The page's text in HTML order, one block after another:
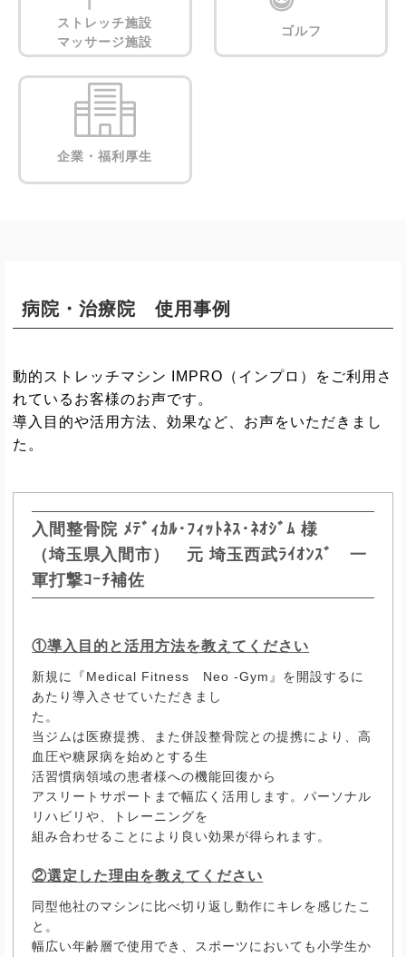
ストレッチ施設
マッサージ施設
ゴルフ
企業・福利厚生
病院・治療院 使用事例
動的ストレッチマシン IMPRO（インプロ）をご利用さ
れているお客様のお声です。
導入目的や活用方法、効果など、お声をいただきまし
た。
入間整骨院 ﾒﾃﾞｨｶﾙ･ﾌｨｯﾄﾈｽ･ﾈｵｼﾞﾑ 様
（埼玉県入間市） 元 埼玉西武ﾗｲｵﾝｽﾞ 一
軍打撃ｺｰﾁ補佐
①導入目的と活用方法を教えてください
新規に『Medical Fitness Neo -Gym』を開設するに
あたり導入させていただきまし
た。
当ジムは医療提携、また併設整骨院との提携により、高
血圧や糖尿病を始めとする生
活習慣病領域の患者様への機能回復から
アスリートサポートまで幅広く活用します。パーソナル
リハビリや、トレーニングを
組み合わせることにより良い効果が得られます。
②選定した理由を教えてください
同型他社のマシンに比べ切り返し動作にキレを感じたこ
と。
幅広い年齢層で使用でき、スポーツにおいても小学生か